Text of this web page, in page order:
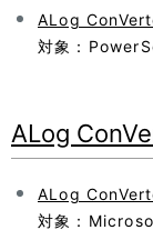
ALog
対象：
ALog
ALog
対象：